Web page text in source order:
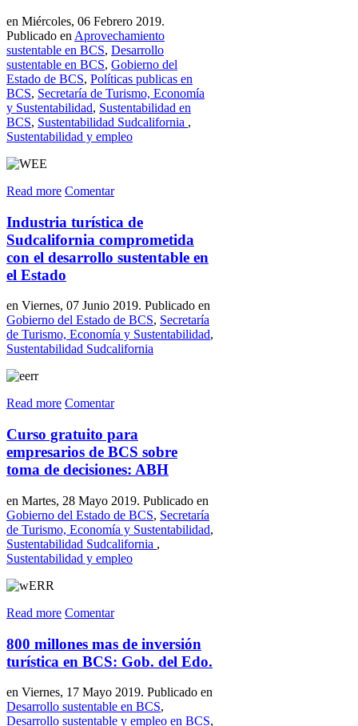
en Miércoles, 06 Febrero 2019.
Publicado en Aprovechamiento
sustentable en BCS, Desarrollo
sustentable en BCS, Gobierno del
Estado de BCS, Políticas publicas en
BCS, Secretaría de Turismo, Economía
y Sustentabilidad, Sustentabilidad en
BCS, Sustentabilidad Sudcalifornia ,
Sustentabilidad y empleo
Read more Comentar
Industria turística de
Sudcalifornia comprometida
con el desarrollo sustentable en
el Estado
en Viernes, 07 Junio 2019. Publicado en
Gobierno del Estado de BCS, Secretaría
de Turismo, Economía y Sustentabilidad,
Sustentabilidad Sudcalifornia
Read more Comentar
Curso gratuito para
empresarios de BCS sobre
toma de decisiones: ABH
en Martes, 28 Mayo 2019. Publicado en
Gobierno del Estado de BCS, Secretaría
de Turismo, Economía y Sustentabilidad,
Sustentabilidad Sudcalifornia ,
Sustentabilidad y empleo
Read more Comentar
800 millones mas de inversión
turística en BCS: Gob. del Edo.
en Viernes, 17 Mayo 2019. Publicado en
Desarrollo sustentable en BCS,
Desarrollo sustentable y empleo en BCS,